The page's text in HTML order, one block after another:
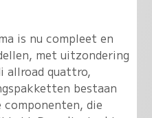
is nu compleet en
met uitzondering
allroad quattro,
bestaan
die